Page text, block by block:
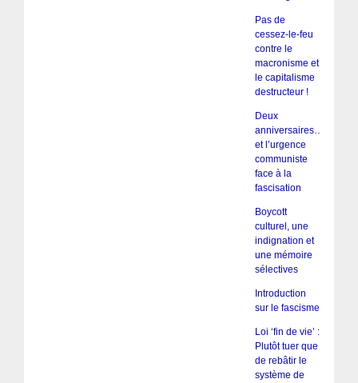
Pas de
cessez-le-feu
contre le
macronisme et
le capitalisme
destructeur !
Deux
anniversaires…
et l’urgence
communiste
face à la
fascisation
Boycott
culturel, une
indignation et
une mémoire
sélectives
Introduction
sur le fascisme
Loi ‘fin de vie’ :
Plutôt tuer que
de rebâtir le
système de